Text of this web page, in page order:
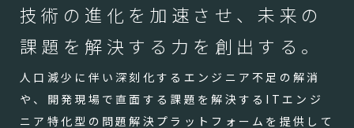
技術の進化を加速させ、未来の
課題を解決する力を創出する。
人口減少に伴い深刻化するエンジニア不足の解消
や、開発現場で直面する課題を解決するITエンジ
ニア特化型の問題解決プラットフォームを提供して